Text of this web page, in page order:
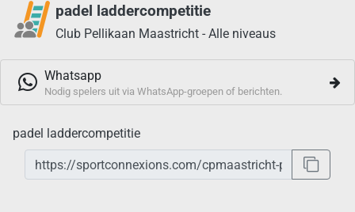
padel laddercompetitie
Club Pellikaan Maastricht - Alle niveaus
Whatsapp
Nodig spelers uit via WhatsApp-groepen of berichten.
padel laddercompetitie